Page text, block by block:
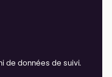
de données de suivi.